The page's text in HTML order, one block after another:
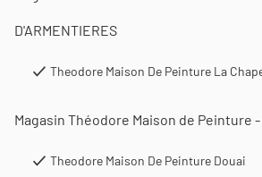
D'ARMENTIERES
Theodore Maison De Peinture La
Magasin Théodore Maison de Peinture -
Theodore Maison De Peinture Douai